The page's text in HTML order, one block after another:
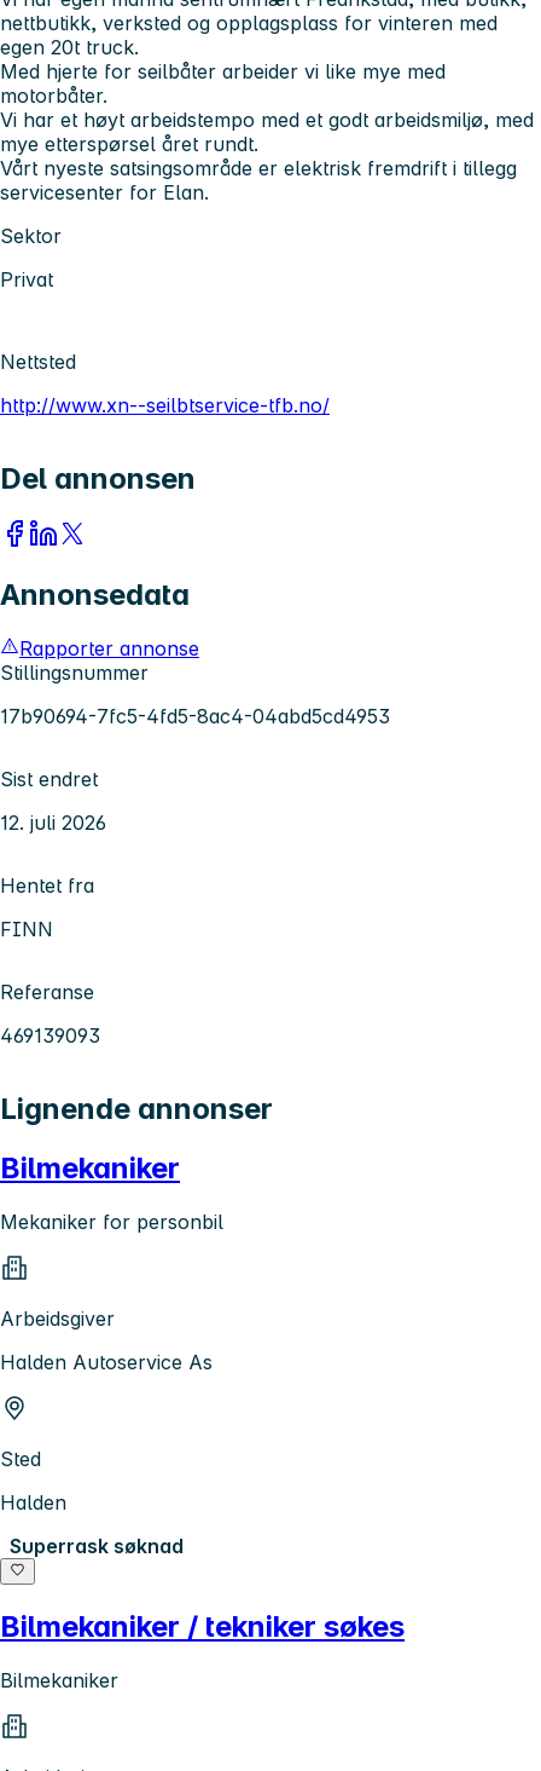
nettbutikk, verksted og opplagsplass for vinteren med
egen 20t truck.
Med hjerte for seilbåter arbeider vi like mye med
motorbåter.
Vi har et høyt arbeidstempo med et godt arbeidsmiljø, med
mye etterspørsel året rundt.
Vårt nyeste satsingsområde er elektrisk fremdrift i tillegg
servicesenter for Elan.
Sektor
Privat
Nettsted
http://www.xn--seilbtservice-tfb.no/
Del annonsen
Annonsedata
Rapporter annonse
Stillingsnummer
17b90694-7fc5-4fd5-8ac4-04abd5cd4953
Sist endret
12. juli 2026
Hentet fra
FINN
Referanse
469139093
Lignende annonser
Bilmekaniker
Mekaniker for personbil
Arbeidsgiver
Halden Autoservice As
Sted
Halden
Superrask søknad
Bilmekaniker / tekniker søkes
Bilmekaniker